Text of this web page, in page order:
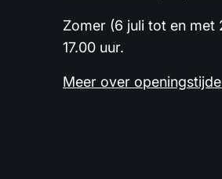
Zomer (6 juli tot en met
17.00 uur.
Meer over